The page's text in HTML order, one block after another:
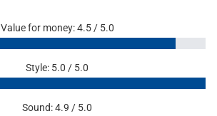
Value for money: 4.5 / 5.0
Style: 5.0 / 5.0
Sound: 4.9 / 5.0